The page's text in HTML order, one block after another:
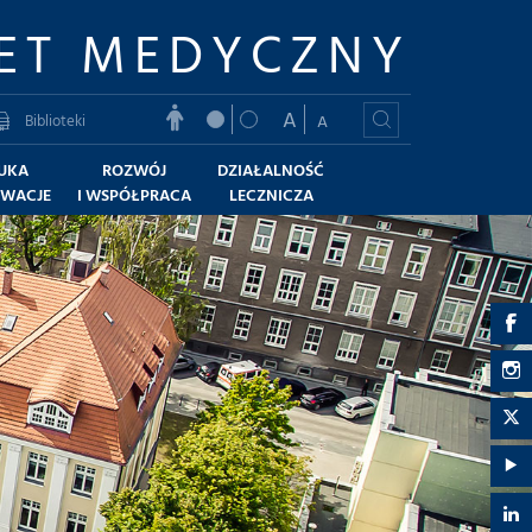
MEDYCZNY
Biblioteki A
A
ROZWÓJ
I WSPÓŁPRACA
DZIAŁALNOŚĆ
LECZNICZA
-
-